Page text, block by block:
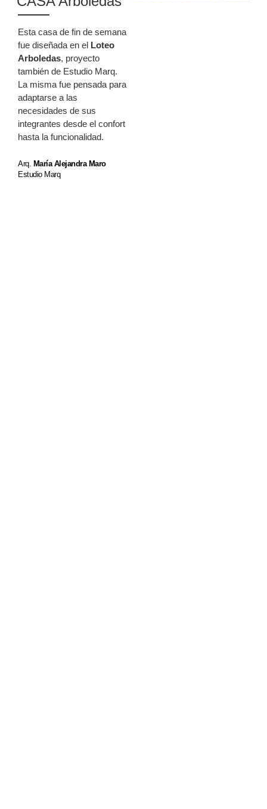
Esta casa de fin de semana
fue diseñada en el Loteo
Arboledas, proyecto
también de Estudio Marq.
La misma fue pensada para
adaptarse a las
necesidades de sus
integrantes desde el confort
hasta la funcionalidad.
Arq. María Alejandra Maro
Estudio Marq